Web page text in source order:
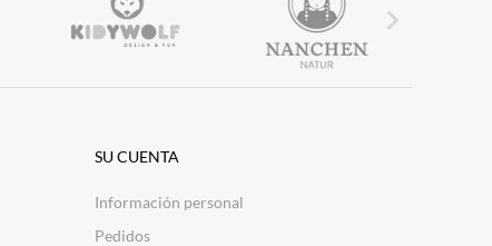

SU CUENTA
Información personal
Pedidos